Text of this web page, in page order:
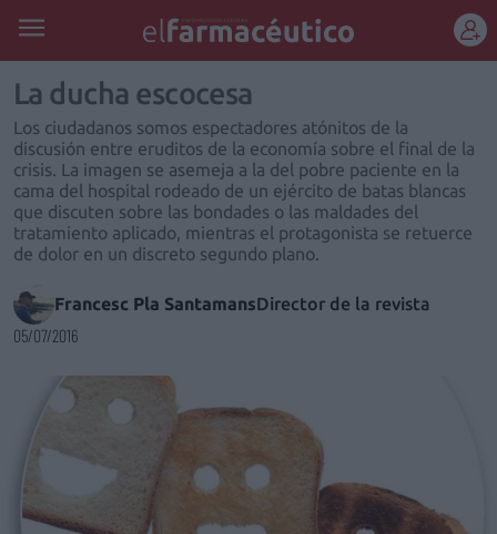
La ducha escocesa
Los ciudadanos somos espectadores atónitos de la
discusión entre eruditos de la economía sobre el final de la
crisis. La imagen se asemeja a la del pobre paciente en la
cama del hospital rodeado de un ejército de batas blancas
que discuten sobre las bondades o las maldades del
tratamiento aplicado, mientras el protagonista se retuerce
de dolor en un discreto segundo plano.
Francesc Pla SantamansDirector de la revista
05/07/2016